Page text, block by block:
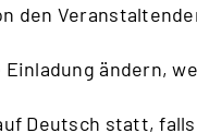
den
ändern,
Deutsch statt,